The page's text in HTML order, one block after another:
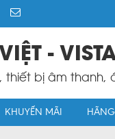
-
bị âm thanh,
KHUYẾN MÃI